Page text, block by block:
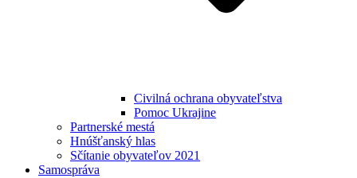
Civilná ochrana obyvateľstva
Pomoc Ukrajine
Partnerské mestá
Hnúšťanský hlas
Sčítanie obyvateľov 2021
Samospráva